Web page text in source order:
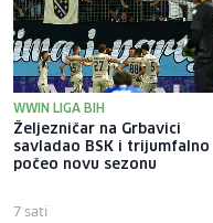
WWIN LIGA BIH
Željezničar na Grbavici
savladao BSK i trijumfalno
počeo novu sezonu
7 sati